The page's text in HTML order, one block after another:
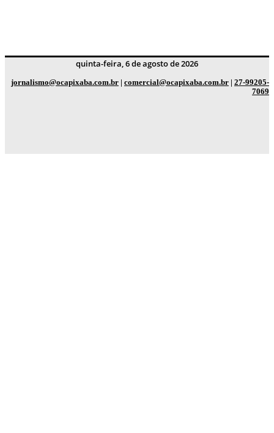
quinta-feira, 6 de agosto de 2026
jornalismo@ocapixaba.com.br | comercial@ocapixaba.com.br | 27-99205-
7069